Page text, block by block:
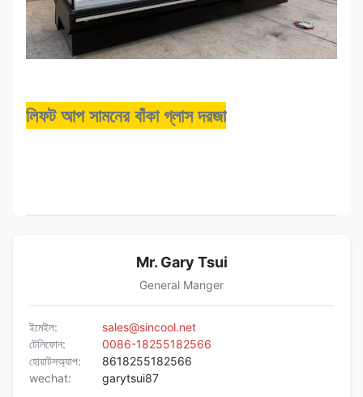
লিফট আপ সামনের বাঁকা গ্লাস দরজা
Mr. Gary Tsui
General Manger
ইমেইল:
sales@sincool.net
টেলিফোন:
0086-18255182566
হোয়াটসঅ্যাপ:
8618255182566
wechat:
garytsui87